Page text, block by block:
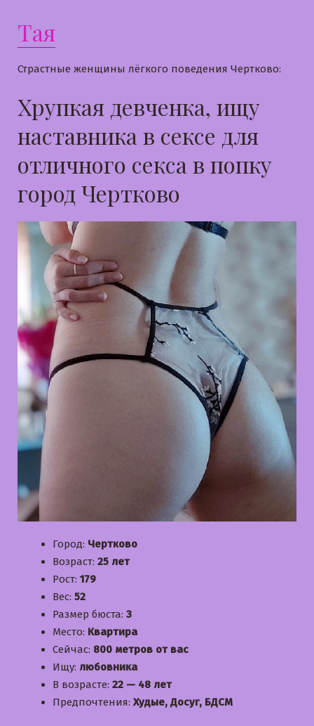
Тая
Страстные женщины лёгкого поведения Чертково:
Хрупкая девченка, ищу
наставника в сексе для
отличного секса в попку
город Чертково
Город: Чертково
Возраст: 25 лет
Рост: 179
Вес: 52
Размер бюста: 3
Место: Квартира
Сейчас: 800 метров от вас
Ищу: любовника
В возрасте: 22 — 48 лет
Предпочтения: Худые, Досуг, БДСМ